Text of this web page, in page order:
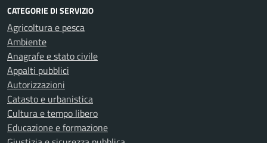
CATEGORIE DI SERVIZIO
Agricoltura e pesca
Ambiente
Anagrafe e stato civile
Appalti pubblici
Autorizzazioni
Catasto e urbanistica
Cultura e tempo libero
Educazione e formazione